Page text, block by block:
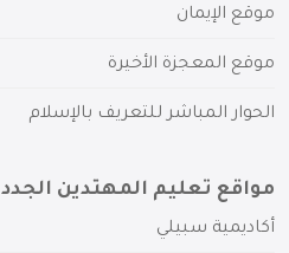
موقع الإيمان
موقع المعجزة الأخيرة
الحوار المباشر للتعريف بالإسلام
مواقع تعليم المهتدين الجدد
أكاديمية سبيلي